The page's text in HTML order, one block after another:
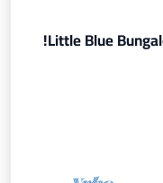
Little Blue